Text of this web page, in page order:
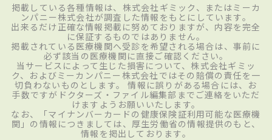
掲載している各種情報は、株式会社ギミック、またはミーカ
ンパニー株式会社が調査した情報をもとにしています。
出来るだけ正確な情報掲載に努めておりますが、内容を完全
に保証するものではありません。
掲載されている医療機関へ受診を希望される場合は、事前に
必ず該当の医療機関に直接ご確認ください。
当サービスによって生じた損害について、株式会社ギミッ
ク、およびミーカンパニー株式会社ではその賠償の責任を一
切負わないものとします。 情報に誤りがある場合には、お
手数ですがドクターズ・ファイル編集部までご連絡をいただ
けますようお願いいたします。
なお、「マイナンバーカードの健康保険証利用可能な医療機
関」の情報につきましては、厚生労働省の情報提供のもと、
情報を掲出しております。